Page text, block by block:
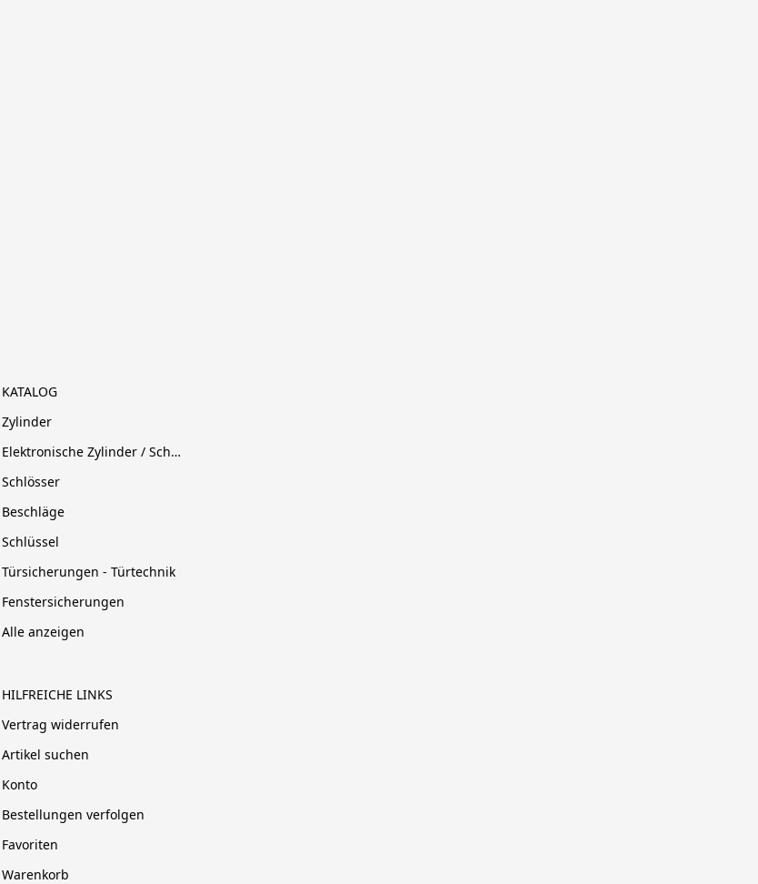
KATALOG
Zylinder
Elektronische Zylinder / Schließsysteme
Schlösser
Beschläge
Schlüssel
Türsicherungen - Türtechnik
Fenstersicherungen
Alle anzeigen
HILFREICHE LINKS
Vertrag widerrufen
Artikel suchen
Konto
Bestellungen verfolgen
Favoriten
Warenkorb